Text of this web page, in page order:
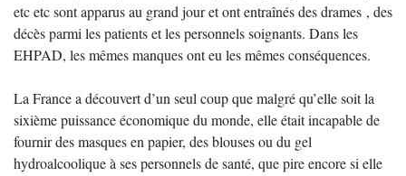
etc etc sont apparus au grand jour et ont entraînés des drames , des
décès parmi les patients et les personnels soignants. Dans les
EHPAD, les mêmes manques ont eu les mêmes conséquences.
La France a découvert d’un seul coup que malgré qu’elle soit la
sixième puissance économique du monde, elle était incapable de
fournir des masques en papier, des blouses ou du gel
hydroalcoolique à ses personnels de santé, que pire encore si elle